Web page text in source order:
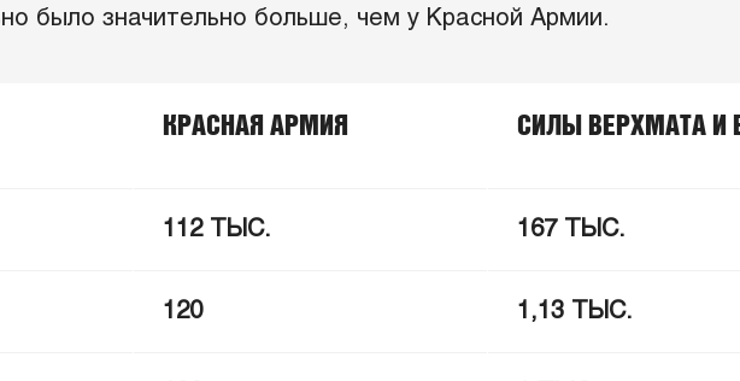
было значительно больше, чем у Красной Армии.
КРАСНАЯ АРМИЯ СИЛЫ ВЕРХМАТА И
112 ТЫС. 167 ТЫС.
120 1,13 ТЫС.